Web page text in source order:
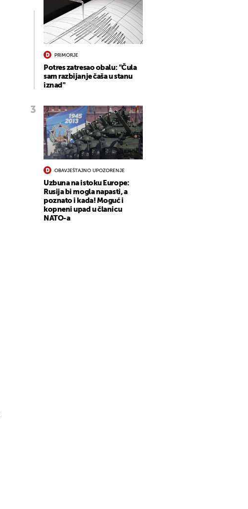
PRIMORJE
Potres zatresao obalu: "Čula
sam razbijanje čaša u stanu
iznad"
OBAVJEŠTAJNO UPOZORENJE
Uzbuna na istoku Europe:
Rusija bi mogla napasti, a
poznato i kada! Moguć i
kopneni upad u članicu
NATO-a